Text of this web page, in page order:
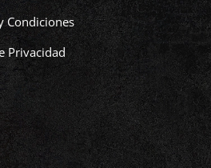
Condiciones
Privacidad